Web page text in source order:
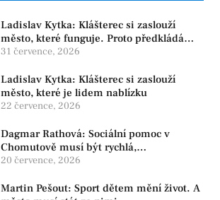
Ladislav Kytka: Klášterec si zaslouží
město, které funguje. Proto předkládáme
program, který řeší skutečné problémy
31 července, 2026
Ladislav Kytka: Klášterec si zaslouží
město, které je lidem nablízku
22 července, 2026
Dagmar Rathová: Sociální pomoc v
Chomutově musí být rychlá,
srozumitelná a férová. Ne udržovat lidi v
20 července, 2026
Martin Pešout: Sport dětem mění život. A